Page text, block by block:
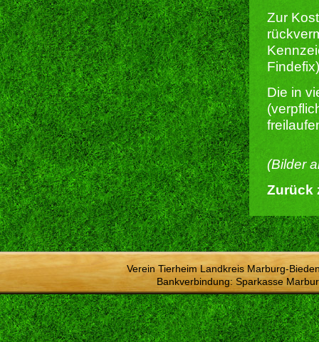
Zur
Die in
(Bilder
Zurück
Verein Tierheim Landkreis Marburg-
Bankverbindung: Sparkasse